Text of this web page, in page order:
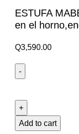
ESTUFA
en el
Q3,590.00
Add to cart